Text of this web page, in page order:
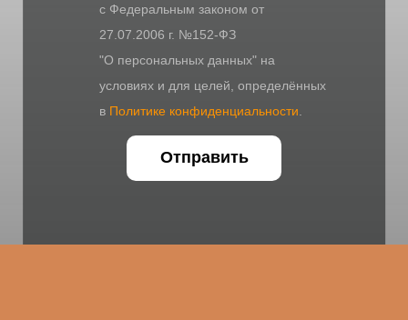
с Федеральным законом от
27.07.2006 г. №152-ФЗ
"О персональных данных" на
условиях и для целей, определённых
в Политике конфиденциальности
Отправить